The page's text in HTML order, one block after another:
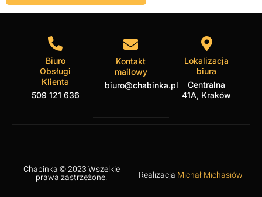
Biuro
Obsługi
Klienta
509 121 636
Kontakt
mailowy
biuro@chabinka.pl
Lokalizacja
biura
Centralna
41A, Kraków
Chabinka © 2023 Wszelkie
prawa zastrzeżone. Realizacja Michał Michasiów